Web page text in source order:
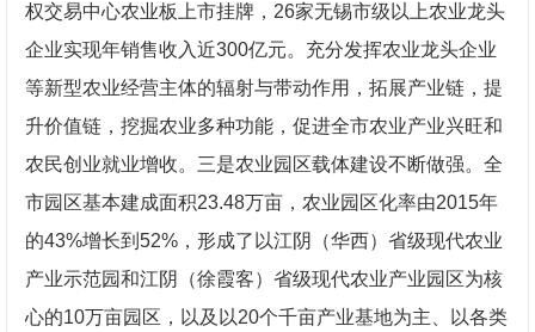
权交易中心农业板上市挂牌，26家无锡市级以上农业龙头
企业实现年销售收入近300亿元。充分发挥农业龙头企业
等新型农业经营主体的辐射与带动作用，拓展产业链，提
升价值链，挖掘农业多种功能，促进全市农业产业兴旺和
农民创业就业增收。三是农业园区载体建设不断做强。全
市园区基本建成面积23.48万亩，农业园区化率由2015年
的43%增长到52%，形成了以江阴（华西）省级现代农业
产业示范园和江阴（徐霞客）省级现代农业产业园区为核
心的10万亩园区，以及以20个千亩产业基地为主、以各类